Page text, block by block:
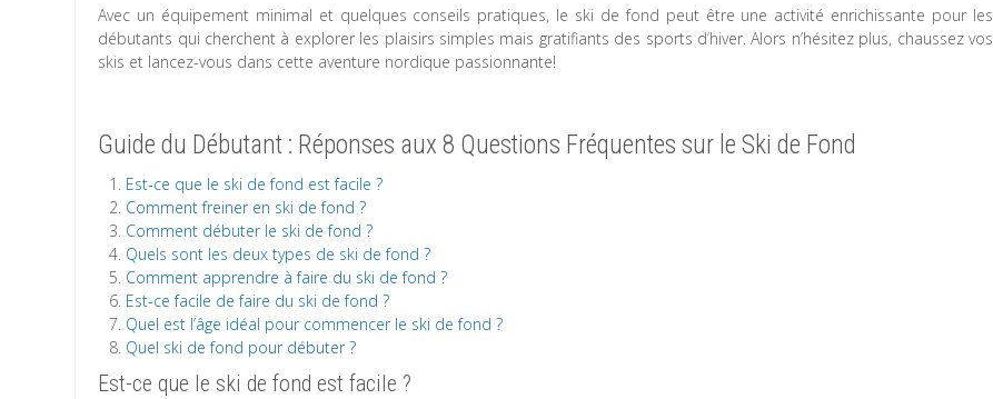
Avec un équipement minimal et quelques conseils pratiques, le ski de fond peut être une activité enrichissante pour les
débutants qui cherchent à explorer les plaisirs simples mais gratifiants des sports d’hiver. Alors n’hésitez plus, chaussez vos
skis et lancez-vous dans cette aventure nordique passionnante!
Guide du Débutant : Réponses aux 8 Questions Fréquentes sur le Ski de Fond
Est-ce que le ski de fond est facile ?
Comment freiner en ski de fond ?
Comment débuter le ski de fond ?
Quels sont les deux types de ski de fond ?
Comment apprendre à faire du ski de fond ?
Est-ce facile de faire du ski de fond ?
Quel est l’âge idéal pour commencer le ski de fond ?
Quel ski de fond pour débuter ?
Est-ce que le ski de fond est facile ?